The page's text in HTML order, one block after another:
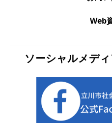
Web
ソーシャルメデ